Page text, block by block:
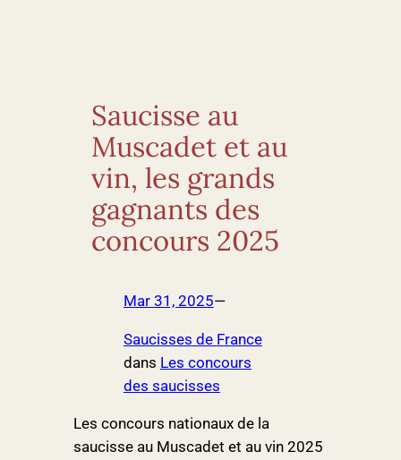
Saucisse au
Muscadet et au
vin, les grands
gagnants des
concours 2025
Mar 31, 2025—
Saucisses de France
dans Les concours
des saucisses
Les concours nationaux de la
saucisse au Muscadet et au vin 2025